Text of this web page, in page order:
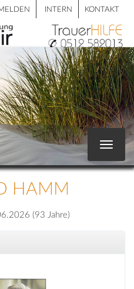
INTERN KONTAKT
Toggle
HAMM
(93 Jahre)